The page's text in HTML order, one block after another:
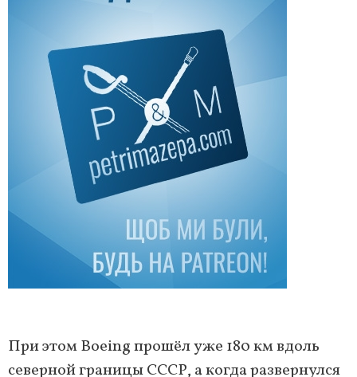
При этом Boeing прошёл уже 180 км вдоль
северной границы СССР, а когда развернулся